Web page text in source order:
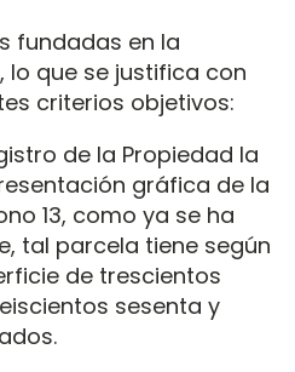
fundadas en la
lo que se justifica con
criterios objetivos:
de la Propiedad la
gráfica de la
13, como ya se ha
tal parcela tiene según
de trescientos
sesenta y